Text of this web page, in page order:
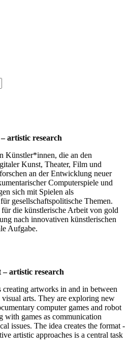
artistic research
Künstler*innen, die an den
Kunst, Theater, Film und
an der Entwicklung neuer
Computerspiele und
sich mit Spielen als
gesellschaftspolitische Themen.
die künstlerische Arbeit von gold
nach innovativen künstlerischen
Aufgabe.
artistic research
artworks in and in between
visual arts. They are exploring new
computer games and robot
with games as communication
issues. The idea creates the format -
artistic approaches is a central task